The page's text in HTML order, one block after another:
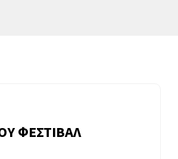
ΦΕΣΤΙΒΑΛ